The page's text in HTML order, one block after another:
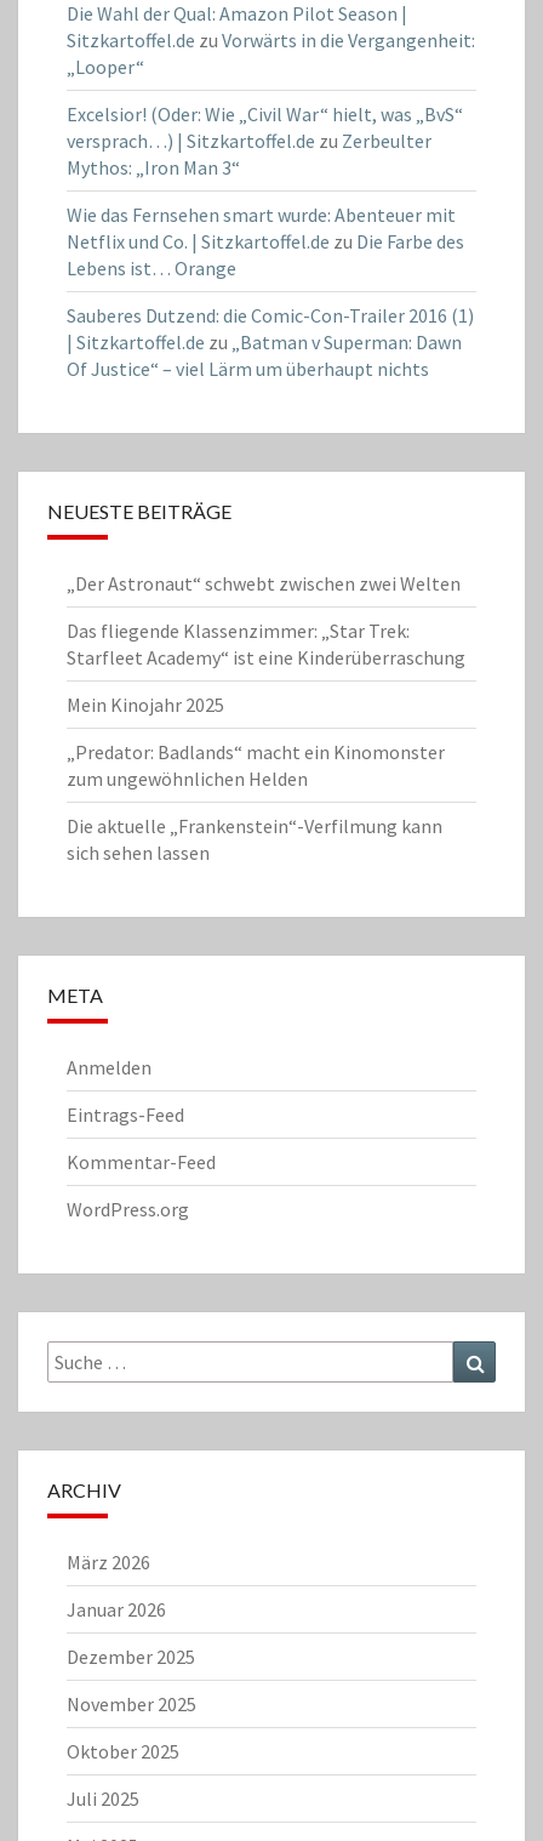
Die Wahl der Qual: Amazon Pilot Season |
Sitzkartoffel.de zu Vorwärts in die Vergangenheit:
„Looper“
Excelsior! (Oder: Wie „Civil War“ hielt, was „BvS“
versprach…) | Sitzkartoffel.de zu Zerbeulter
Mythos: „Iron Man 3“
Wie das Fernsehen smart wurde: Abenteuer mit
Netflix und Co. | Sitzkartoffel.de zu Die Farbe des
Lebens ist… Orange
Sauberes Dutzend: die Comic-Con-Trailer 2016 (1)
| Sitzkartoffel.de zu „Batman v Superman: Dawn
Of Justice“ – viel Lärm um überhaupt nichts
NEUESTE BEITRÄGE
„Der Astronaut“ schwebt zwischen zwei Welten
Das fliegende Klassenzimmer: „Star Trek:
Starfleet Academy“ ist eine Kinderüberraschung
Mein Kinojahr 2025
„Predator: Badlands“ macht ein Kinomonster
zum ungewöhnlichen Helden
Die aktuelle „Frankenstein“-Verfilmung kann
sich sehen lassen
META
Anmelden
Eintrags-Feed
Kommentar-Feed
WordPress.org
Suche
nach:
ARCHIV
März 2026
Januar 2026
Dezember 2025
November 2025
Oktober 2025
Juli 2025